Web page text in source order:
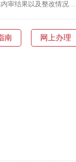
审结果以及整改情况材
南 网上办理